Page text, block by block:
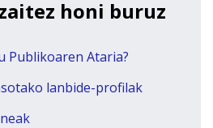
honi buruz
Publikoaren Ataria?
lanbide-profilak